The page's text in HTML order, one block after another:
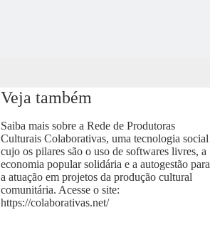
Veja também
Saiba mais sobre a Rede de Produtoras
Culturais Colaborativas, uma tecnologia social
cujo os pilares são o uso de softwares livres, a
economia popular solidária e a autogestão para
a atuação em projetos da produção cultural
comunitária. Acesse o site:
https://colaborativas.net/